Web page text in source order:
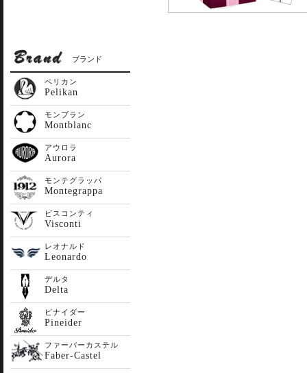
ブランド
ペリカン
Pelikan
モンブラン
Montblanc
アウロラ
Aurora
モンテグラッパ
Montegrappa
ビスコンティ
Visconti
レオナルド
Leonardo
デルタ
Delta
ピナイダー
Pineider
ファーバーカステル
Faber-Castel